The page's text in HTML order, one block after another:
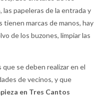
papeleras de la entrada y
tienen marcas de manos, hay
de los buzones, limpiar las
se deben realizar en el
de vecinos, y que
en Tres Cantos